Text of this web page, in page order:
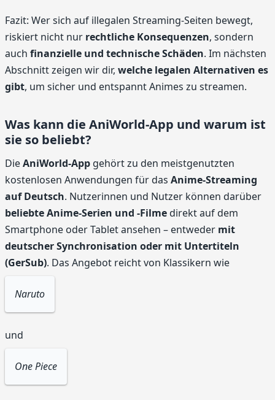
Fazit: Wer sich auf illegalen Streaming-Seiten bewegt,
riskiert nicht nur rechtliche Konsequenzen, sondern
auch finanzielle und technische Schäden. Im nächsten
Abschnitt zeigen wir dir, welche legalen Alternativen es
gibt, um sicher und entspannt Animes zu streamen.
Was kann die AniWorld-App und warum ist
sie so beliebt?
DieAniWorld-App gehört zu den meistgenutzten
kostenlosen Anwendungen für das Anime-Streaming
auf Deutsch. Nutzerinnen und Nutzer können darüber
beliebte Anime-Serien und -Filmedirekt auf dem
Smartphone oder Tablet ansehen – entweder mit
deutscher Synchronisation oder mit Untertiteln
(GerSub). Das Angebot reicht von Klassikern wie
Naruto
und
One Piece